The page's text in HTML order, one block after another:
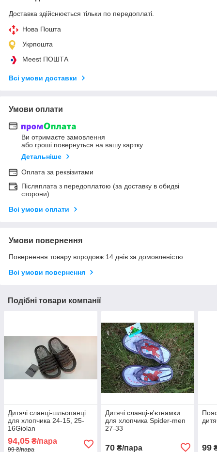
Доставка здійснюється тільки по передоплаті.
Нова Пошта
Укрпошта
Meest ПОШТА
Всі умови доставки
Умови оплати
Ви отримаєте замовлення
або гроші повернуться на вашу картку
Детальніше
Оплата за реквізитами
Післяплата з передоплатою (за доставку в обидві
сторони)
Всі умови оплати
Умови повернення
Повернення товару впродовж 14 днів за домовленістю
Всі умови повернення
Подібні товари компанії
Дитячі сланці-шльопанці
для хлопчика 24-15, 25-
16Giolan
94,05 ₴/пара
99 ₴/пара
Дитячі сланці-в'єтнамки
для хлопчика Spider-men
27-33
70₴/пара 99